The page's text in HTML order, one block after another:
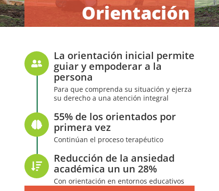
Orientación
La orientación inicial permite
guiar y empoderar a la
persona
Para que comprenda su situación y ejerza
su derecho a una atención integral
55% de los orientados por
primera vez
Continúan el proceso terapéutico
Reducción de la ansiedad
académica un un 28%
Con orientación en entornos educativos